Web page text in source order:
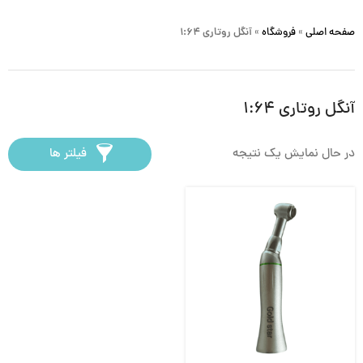
صفحه اصلی » فروشگاه » آنگل روتاری ۱:۶۴
آنگل روتاری ۱:۶۴
در حال نمایش یک نتیجه فیلتر ها